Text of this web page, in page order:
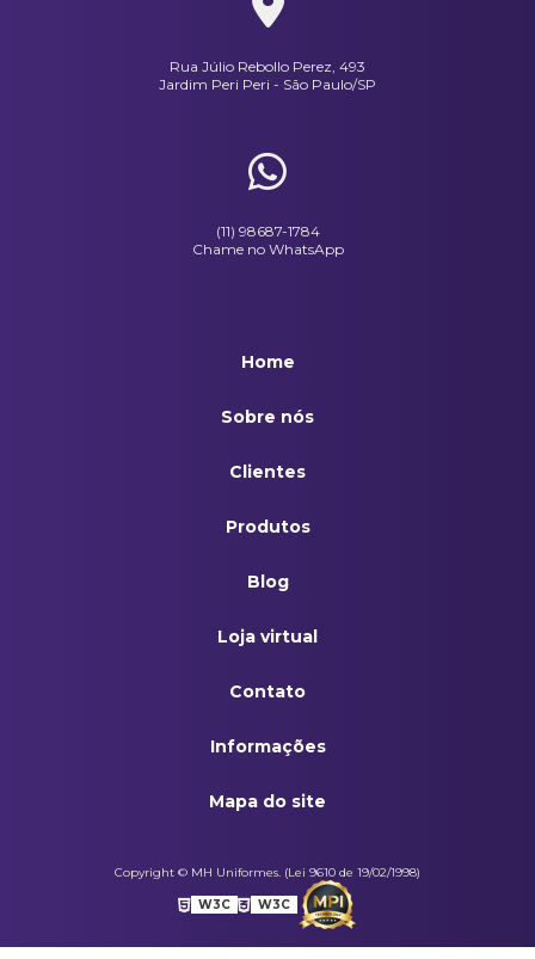
Rua Júlio Rebollo Perez, 493
Jardim Peri Peri - São Paulo/SP
(11) 98687-1784
Chame no WhatsApp
Home
Sobre nós
Clientes
Produtos
Blog
Loja virtual
Contato
Informações
Mapa do site
Copyright © MH Uniformes. (Lei 9610 de 19/02/1998)
W3C W3C